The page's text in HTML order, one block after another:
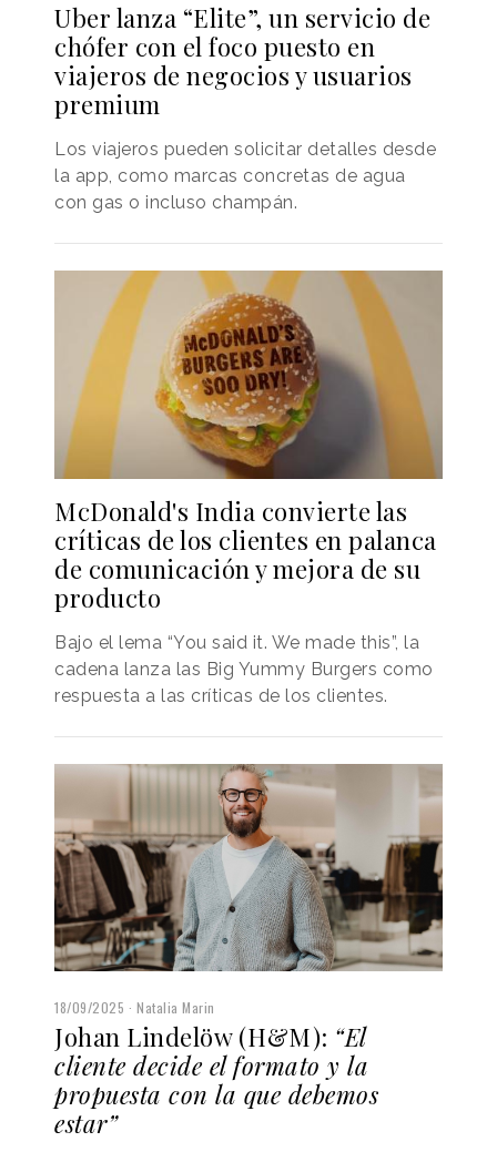
Uber lanza “Elite”, un servicio de
chófer con el foco puesto en
viajeros de negocios y usuarios
premium
Los viajeros pueden solicitar detalles desde
la app, como marcas concretas de agua
con gas o incluso champán.
McDonald's India convierte las
críticas de los clientes en palanca
de comunicación y mejora de su
producto
Bajo el lema “You said it. We made this”, la
cadena lanza las Big Yummy Burgers como
respuesta a las críticas de los clientes.
18/09/2025 Natalia Marin
Johan Lindelöw (H&M): “El
cliente decide el formato y la
propuesta con la que debemos
estar”